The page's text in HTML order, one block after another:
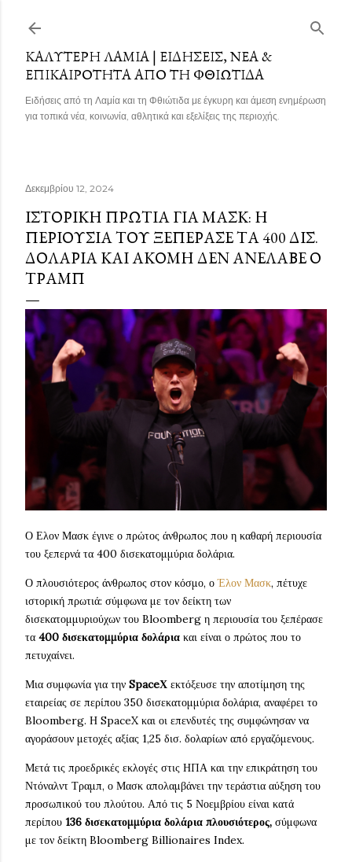
ΚΑΛΎΤΕΡΗ ΛΑΜΊΑ | ΕΙΔΉΣΕΙΣ, ΝΈΑ &
ΕΠΙΚΑΙΡΌΤΗΤΑ ΑΠΌ ΤΗ ΦΘΙΏΤΙΔΑ
Ειδήσεις από τη Λαμία και τη Φθιώτιδα με έγκυρη και άμεση ενημέρωση
για τοπικά νέα, κοινωνία, αθλητικά και εξελίξεις της περιοχής.
Δεκεμβρίου 12, 2024
ΙΣΤΟΡΙΚΉ ΠΡΩΤΙΆ ΓΙΑ ΜΑΣΚ: Η
ΠΕΡΙΟΥΣΊΑ ΤΟΥ ΞΕΠΈΡΑΣΕ ΤΑ 400 ΔΙΣ.
ΔΟΛΆΡΙΑ ΚΑΙ ΑΚΌΜΗ ΔΕΝ ΑΝΈΛΑΒΕ Ο
ΤΡΑΜΠ
Ο Ελον Μασκ έγινε ο πρώτος άνθρωπος που η καθαρή περιουσία
του ξεπερνά τα 400 δισεκατομμύρια δολάρια.
Ο πλουσιότερος άνθρωπος στον κόσμο, οΈλον Μασκ, πέτυχε
ιστορική πρωτιά: σύμφωνα με τον δείκτη των
δισεκατομμυριούχων του Bloomberg η περιουσία του ξεπέρασε
τα 400 δισεκατομμύρια δολάρια και είναι ο πρώτος που το
πετυχαίνει.
Μια συμφωνία για την SpaceΧ εκτόξευσε την αποτίμηση της
εταιρείας σε περίπου 350 δισεκατομμύρια δολάρια, αναφέρει το
Bloomberg. Η SpaceX και οι επενδυτές της συμφώνησαν να
αγοράσουν μετοχές αξίας 1,25 δισ. δολαρίων από εργαζόμενους.
Μετά τις προεδρικές εκλογές στις ΗΠΑ και την επικράτηση του
Ντόναλντ Τραμπ, ο Μασκ απολαμβάνει την τεράστια αύξηση του
προσωπικού του πλούτου. Από τις 5 Νοεμβρίου είναι κατά
περίπου 136 δισεκατομμύρια δολάρια πλουσιότερος, σύμφωνα
με τον δείκτη Bloomberg Billionaires Index.